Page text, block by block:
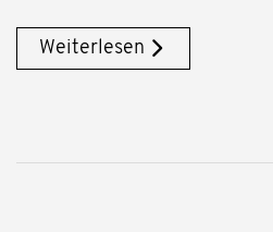
Weiterlesen